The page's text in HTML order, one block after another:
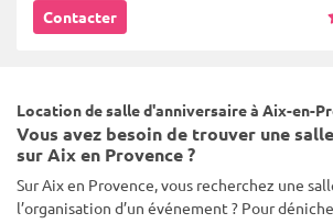
Contacter
Location de salle d'anniversaire à Aix-en-
Vous avez besoin de trouver une
sur Aix en Provence ?
Sur Aix en Provence, vous recherchez une
l’organisation d’un événement ? Pour